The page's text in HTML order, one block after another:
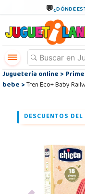
¿DÓNDE
Juguetería online>
bebe>Tren Eco+ Baby
DESCUENTOS